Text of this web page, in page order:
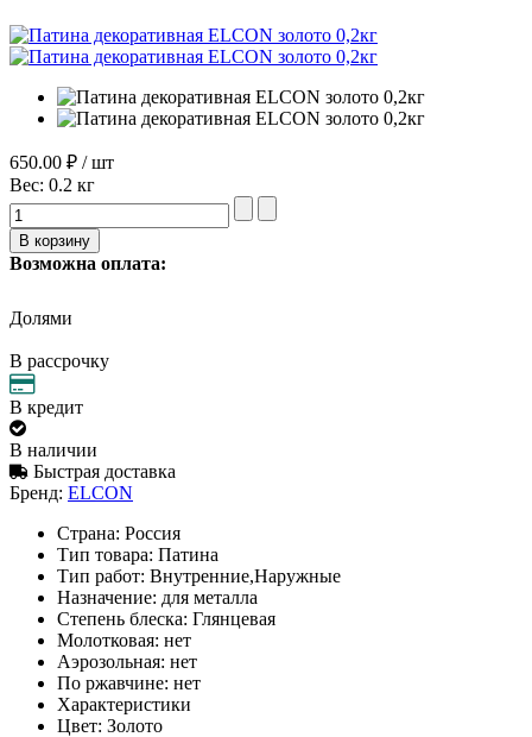
650.00 ₽ / шт
Вес: 0.2 кг
Возможна оплата:
Долями
В рассрочку
В кредит
В наличии
Быстрая доставка
Бренд: ELCON
Страна: Россия
Тип товара: Патина
Тип работ: Внутренние,Наружные
Назначение: для металла
Степень блеска: Глянцевая
Молотковая: нет
Аэрозольная: нет
По ржавчине: нет
Характеристики
Цвет: Золото